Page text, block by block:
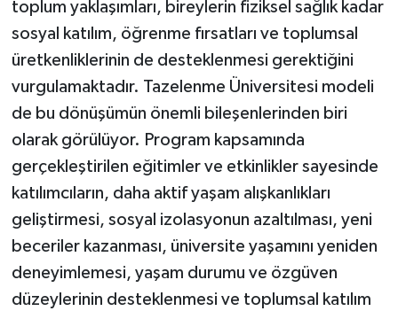
toplum yaklaşımları, bireylerin fiziksel sağlık kadar
sosyal katılım, öğrenme fırsatları ve toplumsal
üretkenliklerinin de desteklenmesi gerektiğini
vurgulamaktadır. Tazelenme Üniversitesi modeli
de bu dönüşümün önemli bileşenlerinden biri
olarak görülüyor. Program kapsamında
gerçekleştirilen eğitimler ve etkinlikler sayesinde
katılımcıların, daha aktif yaşam alışkanlıkları
geliştirmesi, sosyal izolasyonun azaltılması, yeni
beceriler kazanması, üniversite yaşamını yeniden
deneyimlemesi, yaşam durumu ve özgüven
düzeylerinin desteklenmesi ve toplumsal katılım